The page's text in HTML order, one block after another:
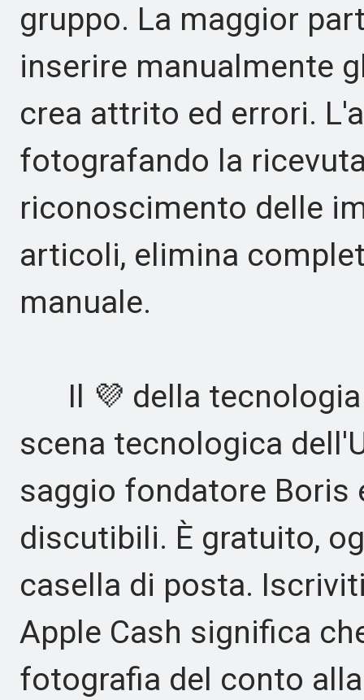
gruppo. La maggior
inserire manualmente
crea attrito ed errori.
fotografando la
riconoscimento delle
articoli, elimina
manuale.
Il 💜 della tecnologia
scena tecnologica
saggio fondatore Boris
discutibili. È gratuito,
casella di posta.
Apple Cash significa
fotografia del conto